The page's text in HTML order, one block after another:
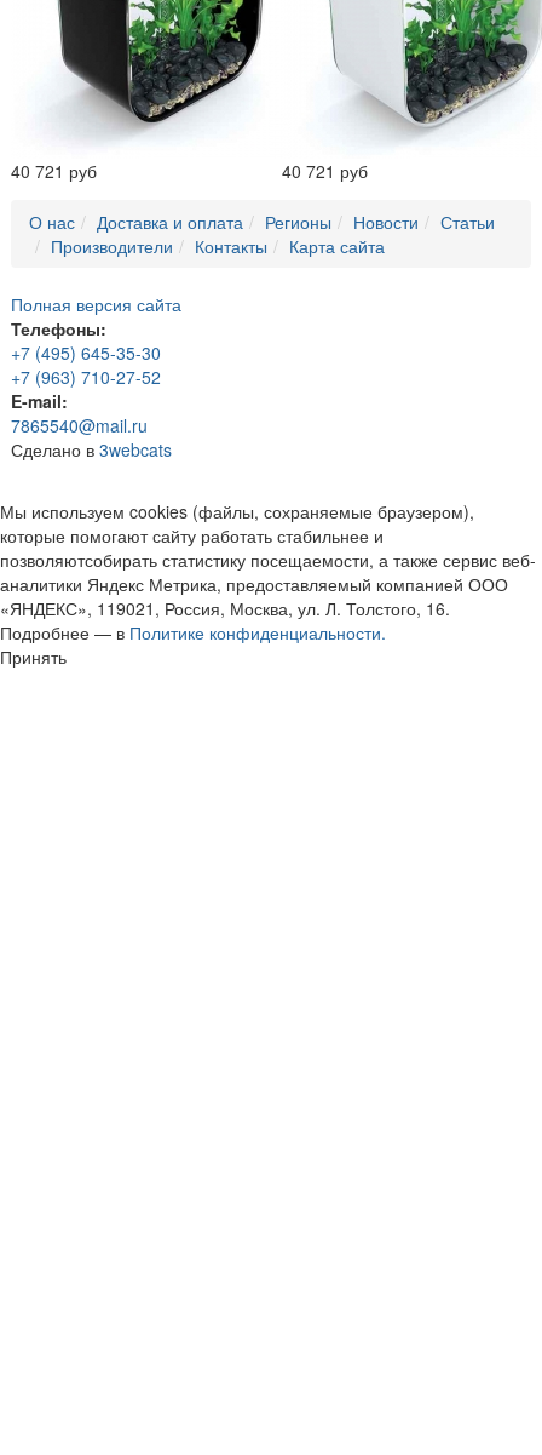
40 721 руб 40 721 руб
О нас Доставка и оплата Регионы Новости
Статьи
Производители
Контакты Карта сайта
Полная версия сайта
Телефоны:
+7 (495) 645-35-30
+7 (963) 710-27-52
E-mail:
7865540@mail.ru
Сделано в 3webcats
Мы используем cookies (файлы, сохраняемые браузером),
которые помогают сайту работать стабильнее и
позволяютсобирать статистику посещаемости, а также сервис веб-
аналитики Яндекс Метрика, предоставляемый компанией ООО
«ЯНДЕКС», 119021, Россия, Москва, ул. Л. Толстого, 16.
Подробнее — в Политике конфиденциальности.
Принять